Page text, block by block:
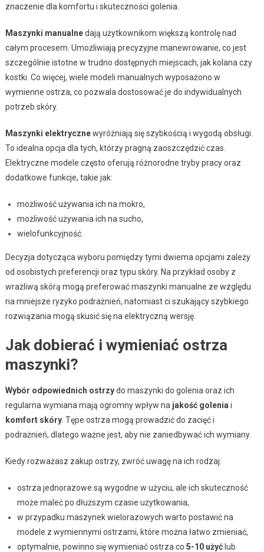
znaczenie dla komfortu i skuteczności golenia.
Maszynki manualnedają użytkownikom większą kontrolę nad
całym procesem. Umożliwiają precyzyjne manewrowanie, co jest
szczególnie istotne w trudno dostępnych miejscach, jak kolana czy
kostki. Co więcej, wiele modeli manualnych wyposażono w
wymienne ostrza, co pozwala dostosować je do indywidualnych
potrzeb skóry.
Maszynki elektrycznewyróżniają się szybkością i wygodą obsługi.
To idealna opcja dla tych, którzy pragną zaoszczędzić czas.
Elektryczne modele często oferują różnorodne tryby pracy oraz
dodatkowe funkcje, takie jak:
możliwość używania ich na mokro,
możliwość używania ich na sucho,
wielofunkcyjność.
Decyzja dotycząca wyboru pomiędzy tymi dwiema opcjami zależy
od osobistych preferencji oraz typu skóry. Na przykład osoby z
wrażliwą skórą mogą preferować maszynki manualne ze względu
na mniejsze ryzyko podrażnień, natomiast ci szukający szybkiego
rozwiązania mogą skusić się na elektryczną wersję.
Jak dobierać i wymieniać ostrza
maszynki?
Wybór odpowiednich ostrzydo maszynki do golenia oraz ich
regularna wymiana mają ogromny wpływ na jakość golenia i
komfort skóry. Tępe ostrza mogą prowadzić do zacięć i
podrażnień, dlatego ważne jest, aby nie zaniedbywać ich wymiany.
Kiedy rozważasz zakup ostrzy, zwróć uwagę na ich rodzaj:
ostrza jednorazowe są wygodne w użyciu, ale ich skuteczność
może maleć po dłuższym czasie użytkowania,
w przypadku maszynek wielorazowych warto postawić na
modele z wymiennymi ostrzami, które można łatwo zmieniać,
optymalnie, powinno się wymieniać ostrza co 5-10 użyćlub